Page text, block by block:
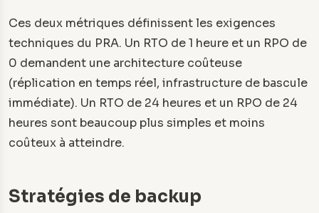
Ces deux métriques définissent les exigences
techniques du PRA. Un RTO de 1 heure et un RPO de
0 demandent une architecture coûteuse
(réplication en temps réel, infrastructure de bascule
immédiate). Un RTO de 24 heures et un RPO de 24
heures sont beaucoup plus simples et moins
coûteux à atteindre.
Stratégies de backup